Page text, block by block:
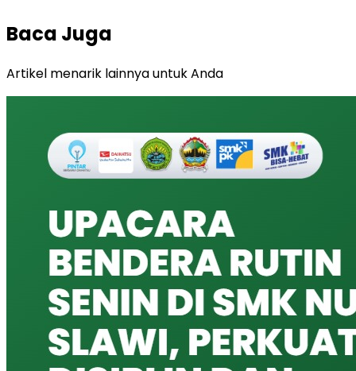
Baca Juga
Artikel menarik lainnya untuk Anda